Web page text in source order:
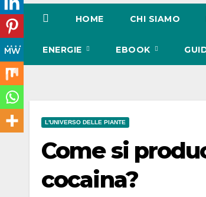
HOME CHI SIAMO
ENERGIE EBOOK
L'UNIVERSO DELLE PIANTE
Come si
cocaina?